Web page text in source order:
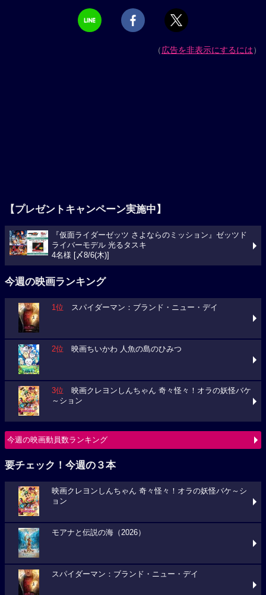
（広告を非表示にするには）
【プレゼントキャンペーン実施中】
『仮面ライダーゼッツ さよならのミッション』ゼッツド
ライバーモデル 光るタスキ
4名様 [〆8/6(木)]
今週の映画ランキング
1位 スパイダーマン：ブランド・ニュー・デイ
2位 映画ちいかわ 人魚の島のひみつ
3位 映画クレヨンしんちゃん 奇々怪々！オラの妖怪バケ
～ション
今週の映画動員数ランキング
要チェック！今週の３本
映画クレヨンしんちゃん 奇々怪々！オラの妖怪バケ～シ
ョン
モアナと伝説の海（2026）
スパイダーマン：ブランド・ニュー・デイ